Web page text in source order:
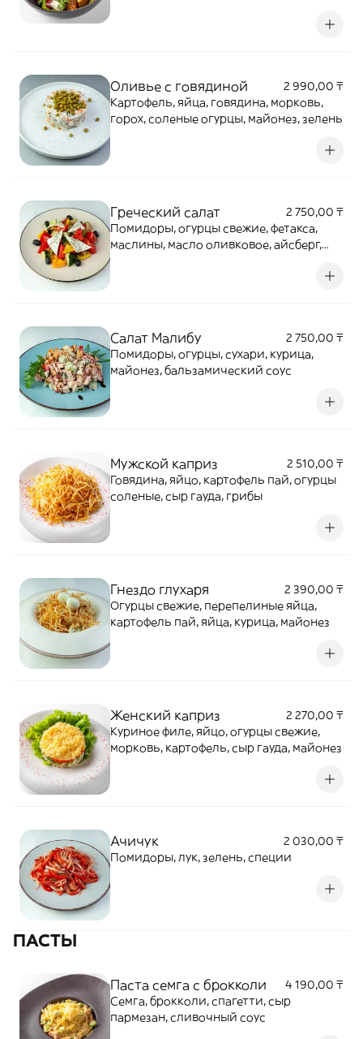
Оливье с говядиной
2 990,00 ₸
Картофель, яйца, говядина, морковь,
горох, соленые огурцы, майонез, зелень
Греческий салат
2 750,00 ₸
Помидоры, огурцы свежие, фетакса,
маслины, масло оливковое, айсберг,
Салат Малибу
2 750,00 ₸
Помидоры, огурцы, сухари, курица,
майонез, бальзамический соус
Мужской каприз
2 510,00 ₸
Говядина, яйцо, картофель пай, огурцы
соленые, сыр гауда, грибы
Гнездо глухаря
2 390,00 ₸
Огурцы свежие, перепелиные яйца,
картофель пай, яйца, курица, майонез
Женский каприз
2 270,00 ₸
Куриное филе, яйцо, огурцы свежие,
морковь, картофель, сыр гауда, майонез
Ачичук
2 030,00 ₸
Помидоры, лук, зелень, специи
ПАСТЫ
Паста семга с брокколи
4 190,00 ₸
Семга, брокколи, спагетти, сыр
пармезан, сливочный соус